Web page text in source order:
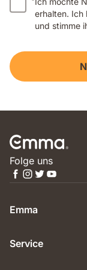
erhalten. Ich
und stimme
Folge uns
Emma
Service